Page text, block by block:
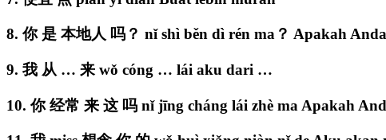
8. 你 是 本地人 吗？ nǐ shì běn dì rén ma？ Apakah
9. 我 从 … 来 wǒ cóng … lái aku dari …
10. 你 经常 来 这 吗 nǐ jīng cháng lái zhè ma Apakah